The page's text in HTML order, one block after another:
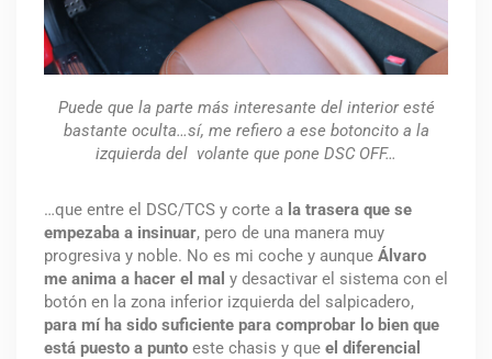
Puede que la parte más interesante del interior esté
bastante oculta…sí, me refiero a ese botoncito a la
izquierda del volante que pone DSC OFF…
…que entre el DSC/TCS y corte a la trasera que se
empezaba a insinuar, pero de una manera muy
progresiva y noble. No es mi coche y aunque Álvaro
me anima a hacer el mal y desactivar el sistema con el
botón en la zona inferior izquierda del salpicadero,
para mí ha sido suficiente para comprobar lo bien que
está puesto a punto este chasis y que el diferencial